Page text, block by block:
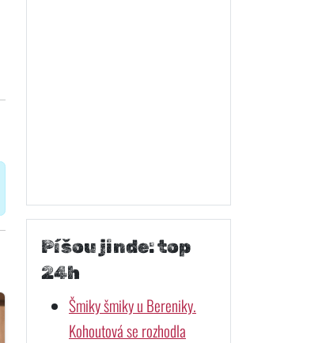
Píšou jinde: top
24h
Šmiky šmiky u Bereniky.
Kohoutová se rozhodla